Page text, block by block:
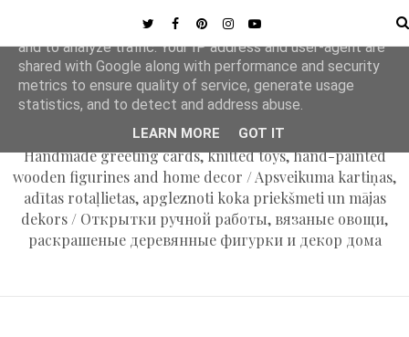
MAPLE APPLE
Handmade greeting cards, knitted toys, hand-painted
wooden figurines and home decor / Apsveikuma kartiņas,
adītas rotaļlietas, apgleznoti koka priekšmeti un mājas
dekors / Открытки ручной работы, вязаные овощи,
раскрашеные деревянные фигурки и декор дома
This site uses cookies from Google to deliver its services
and to analyze traffic. Your IP address and user-agent are
shared with Google along with performance and security
metrics to ensure quality of service, generate usage
statistics, and to detect and address abuse.
LEARN MORE GOT IT